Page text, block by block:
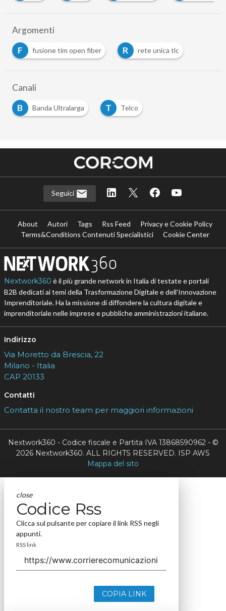
Argomenti
F
fusione tim open fiber R
rete unica tlc
Canali
B
Banda Ultralarga T
Telco
Seguici
About Autori Tags Rss Feed
Privacy e Cookie Policy
Terms&Conditions Contenuti Specialistici
Cookie Center
Nextwork360 è il più grande network in Italia di testate e portali
B2B dedicati ai temi della Trasformazione Digitale e dell’Innovazione
Imprenditoriale. Ha la missione di diffondere la cultura digitale e
imprenditoriale nelle imprese e pubbliche amministrazioni italiane.
Indirizzo
Via Moretto da Brescia, 22
Milano - Italia
CAP 20133
Contatti
Contatta il nostro team per maggiori informazioni
Nextwork360 - Codice fiscale e Partita IVA 13868590962 - ©
2026 Nextwork360. ALL RIGHTS RESERVED. ISP AWS
Mappa del sito
close
Codice Rss
Clicca sul pulsante per copiare il link RSS negli
appunti.
RSS link
COPIA LINK